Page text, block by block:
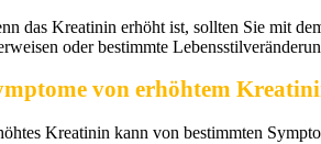
das Kreatinin erhöht ist, sollten Sie mit
oder bestimmte
von erhöhtem
Kreatinin kann von bestimmten